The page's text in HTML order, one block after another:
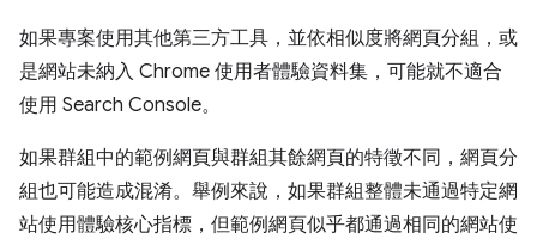
如果專案使用其他第三方工具，並依相似度將網頁分組，或
是網站未納入 Chrome 使用者體驗資料集，可能就不適合
使用 Search Console。
如果群組中的範例網頁與群組其餘網頁的特徵不同，網頁分
組也可能造成混淆。舉例來說，如果群組整體未通過特定網
站使用體驗核心指標，但範例網頁似乎都通過相同的網站使